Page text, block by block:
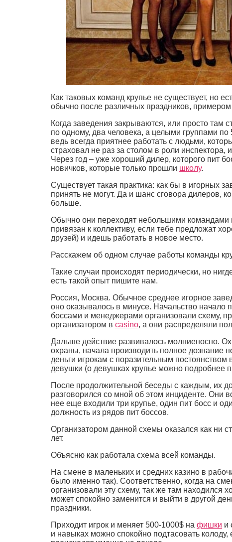
Как таковых команд крупье не существует, но
обычно после различных праздников,
Когда заведения закрываются, или просто там
по одному, два человека, а целыми группами по
ведь всегда приятнее работать с людьми,
страховал не раз за столом в роли
Через год – уже хороший дилер, которого пит
новичков, которые только прошли школу.
Существует такая практика: как бы в игорных
принять не могут. Да и шанс сговора дилеров,
больше.
Обычно они переходят небольшими командами
привязан к коллективу, если тебе предложат
друзей) и идешь работать в новое место.
Расскажем об одном случае работы команды
Такие случаи происходят периодически, но
есть такой опыт пишите нам.
Россия, Москва. Обычное среднее игорное
оно оказывалось в минусе. Начальство начало
боссами и менеджерами организовали схему,
организатором в casino, а они распределяли
Дальше действие развивалось молниеносно.
охраны, начала производить полное дознание
деньги игрокам с поразительным
девушки (о девушках крупье можно подробнее
После продолжительной беседы с каждым, их
разговорился со мной об этом инциденте. Они
нее еще входили три крупье, один пит босс и
должность из рядов пит боссов.
Организатором данной схемы оказался как ни
лет.
Объясню как работала схема всей команды.
На смене в маленьких и средних казино в
было именно так). Соответственно, когда на
организовали эту схему, так же там находился
может спокойно заменится и выйти в другой
праздники.
Приходит игрок и меняет 500-1000$ на фишки и
и навыках можно спокойно подтасовать